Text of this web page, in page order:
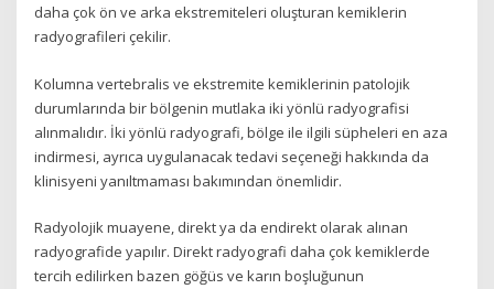
daha çok ön ve arka ekstremiteleri oluşturan kemiklerin
radyografileri çekilir.
Kolumna vertebralis ve ekstremite kemiklerinin patolojik
durumlarında bir bölgenin mutlaka iki yönlü radyografisi
alınmalıdır. İki yönlü radyografi, bölge ile ilgili süpheleri en aza
indirmesi, ayrıca uygulanacak tedavi seçeneği hakkında da
klinisyeni yanıltmaması bakımından önemlidir.
Radyolojik muayene, direkt ya da endirekt olarak alınan
radyografide yapılır. Direkt radyografi daha çok kemiklerde
tercih edilirken bazen göğüs ve karın boşluğunun